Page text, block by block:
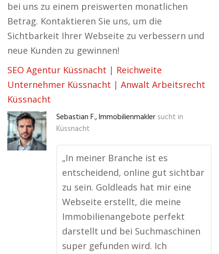
bei uns zu einem preiswerten monatlichen
Betrag. Kontaktieren Sie uns, um die
Sichtbarkeit Ihrer Webseite zu verbessern und
neue Kunden zu gewinnen!
SEO Agentur Küssnacht | Reichweite
Unternehmer Küssnacht | Anwalt Arbeitsrecht
Küssnacht
Sebastian F., Immobilienmakler sucht in
Küssnacht
„In meiner Branche ist es
entscheidend, online gut sichtbar
zu sein. Goldleads hat mir eine
Webseite erstellt, die meine
Immobilienangebote perfekt
darstellt und bei Suchmaschinen
super gefunden wird. Ich